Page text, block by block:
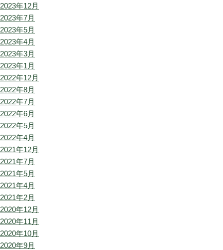
2023年12月
2023年7月
2023年5月
2023年4月
2023年3月
2023年1月
2022年12月
2022年8月
2022年7月
2022年6月
2022年5月
2022年4月
2021年12月
2021年7月
2021年5月
2021年4月
2021年2月
2020年12月
2020年11月
2020年10月
2020年9月